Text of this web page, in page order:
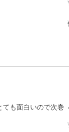
ても面白いので次巻